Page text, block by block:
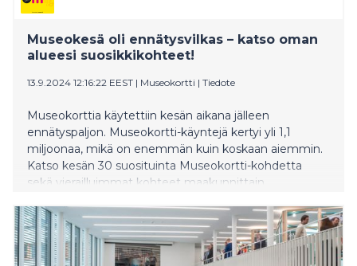
Museokesä oli ennätysvilkas – katso oman
alueesi suosikkikohteet!
13.9.2024 12:16:22 EEST | Museokortti | Tiedote
Museokorttia käytettiin kesän aikana jälleen
ennätyspaljon. Museokortti-käyntejä kertyi yli 1,1
miljoonaa, mikä on enemmän kuin koskaan aiemmin.
Katso kesän 30 suosituinta Museokortti-kohdetta
sekä vierailluimmat kohteet maakunnittain.